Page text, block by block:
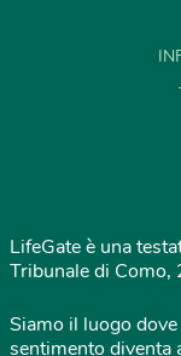
LifeGate è una
Tribunale di
Siamo il luogo
sentimento diventa